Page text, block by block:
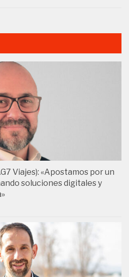
Viajes): «Apostamos por un
soluciones digitales y